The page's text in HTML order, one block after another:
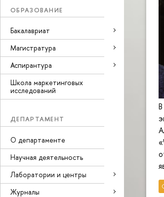
ОБРАЗОВАНИЕ
Бакалавриат
Магистратура
Аспирантура
Школа маркетинговых
исследований
ДЕПАРТАМЕНТ
О департаменте
Научная деятельность
Лаборатории и центры
Журналы